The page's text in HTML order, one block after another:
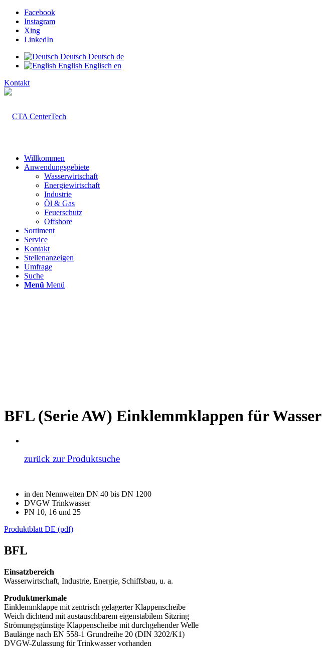
Facebook
Instagram
Xing
LinkedIn
Deutsch Deutsch de
English Englisch en
Kontakt
Willkommen
Anwendungsgebiete
Wasserwirtschaft
Energiewirtschaft
Industrie
Öl & Gas
Feuerschutz
Offshore
Sortiment
Service
Kontakt
Stellenanzeigen
Umfrage
Suche
Menü Menü
BFL (Serie AW) Einklemmklappen für Wasser
zurück zur Produktsuche
in den Nennweiten DN 40 bis DN 1200
DVGW Trinkwasser
PN 10, 16 und 25
Produktblatt DE (pdf)
BFL
Einsatzbereich
Wasserwirtschaft, Industrie, Energie, Schiffsbau, u. a.
Produktmerkmale
Einklemmklappe mit zentrisch gelagerter Klappenscheibe
Weich dichtend mit austauschbarem eigenstabilem Sitzring
Strömungsgünstige Klappenscheibe mit durchgehender Welle
Baulänge nach EN 558-1 Grundreihe 20 (DIN 3202/K1)
DVGW-Zulassung für Trinkwasser vorhanden